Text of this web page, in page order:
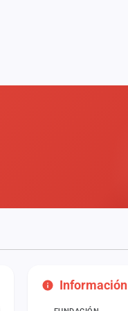
Información